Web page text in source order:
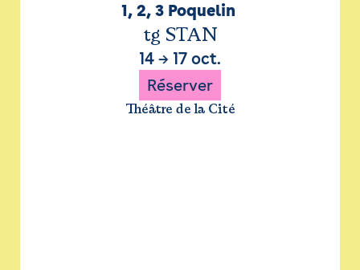
1, 2, 3 Poquelin
tg STAN
14 → 17 oct.
Réserver
Théâtre de la Cité